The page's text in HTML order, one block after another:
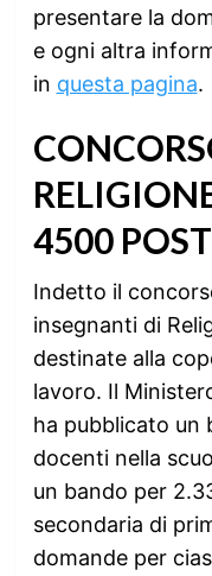
presentare la
e ogni altra
in questa pagina.
4500
Indetto il
insegnanti di
destinate alla
lavoro. Il
ha pubblicato un
docenti nella
un bando per
secondaria di
domande per